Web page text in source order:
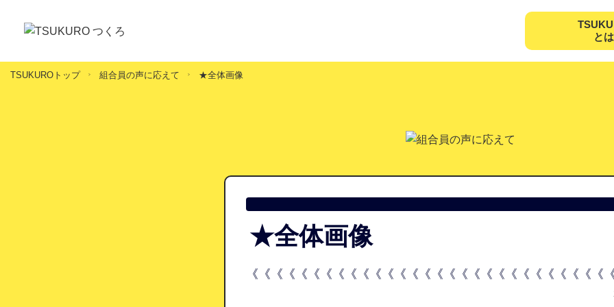
とは
TSUKUROトップ 組合員の声に応えて ★全体画像
★全体画像
《《《《《《《《《《《《《《《《《《《《《《《《《《《《